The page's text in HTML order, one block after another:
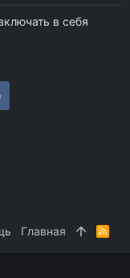
в себя
Главная
R
S